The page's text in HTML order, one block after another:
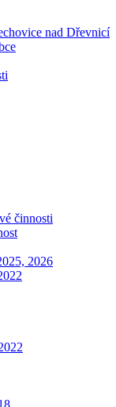
nad Dřevnicí
činnosti
2026